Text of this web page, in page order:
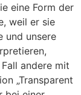
eine Form der
weil er sie
und unsere
andere mit
„Transparent